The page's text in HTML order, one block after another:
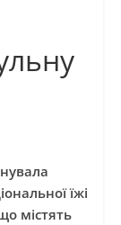
їжі
містять